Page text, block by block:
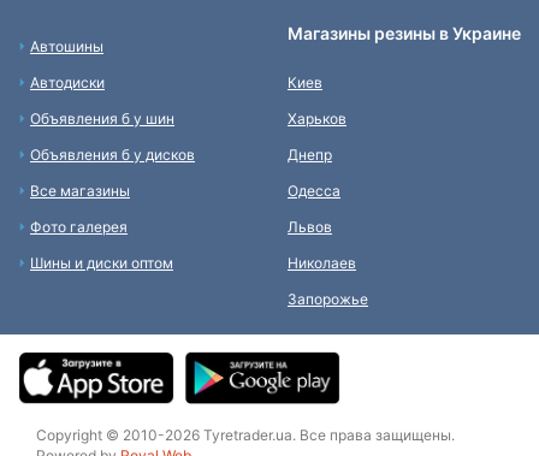
Автошины
Автодиски
Объявления б у шин
Объявления б у дисков
Все магазины
Фото галерея
Шины и диски оптом
Магазины резины в Украине
Киев
Харьков
Днепр
Одесса
Львов
Николаев
Запорожье
Copyright © 2010-2026 Tyretrader.ua. Все права защищены.